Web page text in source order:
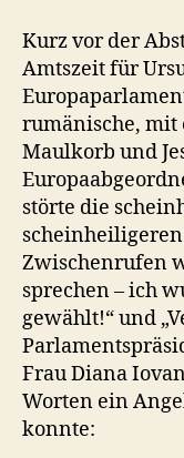
Kurz vor der
Amtszeit für
rumänische, mit
Maulkorb und
störte die
Zwischenrufen
sprechen – ich
gewählt!“ und
Frau Diana
Worten ein
konnte: